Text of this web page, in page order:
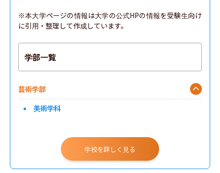
※本大学ページの情報は大学の公式HPの情報を受験生向け
に引用・整理して作成しています。
学部一覧
芸術学部
美術学科
学校を詳しく見る